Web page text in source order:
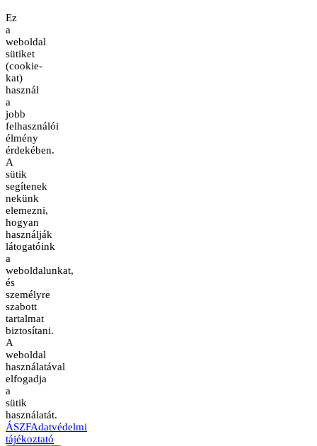
Ez
a
weboldal
sütiket
(cookie-
kat)
használ
a
jobb
felhasználói
élmény
érdekében.
A
sütik
segítenek
nekünk
elemezni,
hogyan
használják
látogatóink
a
weboldalunkat,
és
személyre
szabott
tartalmat
biztosítani.
A
weboldal
használatával
elfogadja
a
sütik
használatát.
ÁSZFAdatvédelmi
tájékoztató